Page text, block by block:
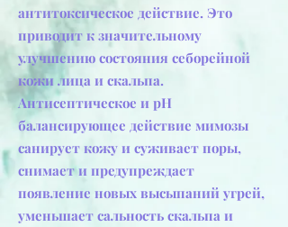
антитоксическое действие. Это
приводит к значительному
улучшению состояния себорейной
кожи лица и скальпа.
Антисептическое и рН
балансирующее действие мимозы
санирует кожу и суживает поры,
снимает и предупреждает
появление новых высыпаний угрей,
уменьшает сальность скальпа и